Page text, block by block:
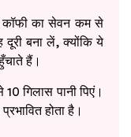
का सेवन कम से
बना लें, क्योंकि ये
हैं।
गिलास पानी पिएं।
होता है।